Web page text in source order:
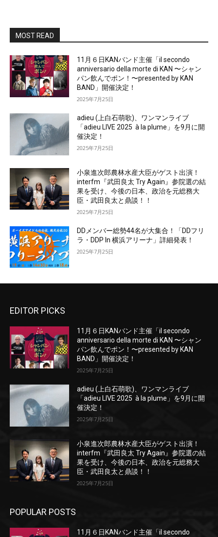
MOST READ
11月６日KANバンド主催「il secondo
anniversario della morte di KAN 〜シャン
パン飲んでポン！〜presented by KAN
BAND」開催決定！
2025年7月25日
adieu (上白石萌歌)、ワンマンライブ
「adieu LIVE 2025 à la plume」を9月に開
催決定！
2025年7月25日
小泉進次郎農林水産大臣がゲスト出演！
interfm『武田良太 Try Again』参院選の結
果を受け、今後の日本、政治を元総務大
臣・武田良太と鼎談！！
2025年7月25日
DDメンバー総勢44名が大集合！「DDフリ
ラ・DDP In 横浜アリーナ」詳細発表！
2025年7月25日
EDITOR PICKS
11月６日KANバンド主催「il secondo
anniversario della morte di KAN 〜シャン
パン飲んでポン！〜presented by KAN
BAND」開催決定！
2025年7月25日
adieu (上白石萌歌)、ワンマンライブ
「adieu LIVE 2025 à la plume」を9月に開
催決定！
2025年7月25日
小泉進次郎農林水産大臣がゲスト出演！
interfm『武田良太 Try Again』参院選の結
果を受け、今後の日本、政治を元総務大
臣・武田良太と鼎談！！
2025年7月25日
POPULAR POSTS
11月６日KANバンド主催「il secondo